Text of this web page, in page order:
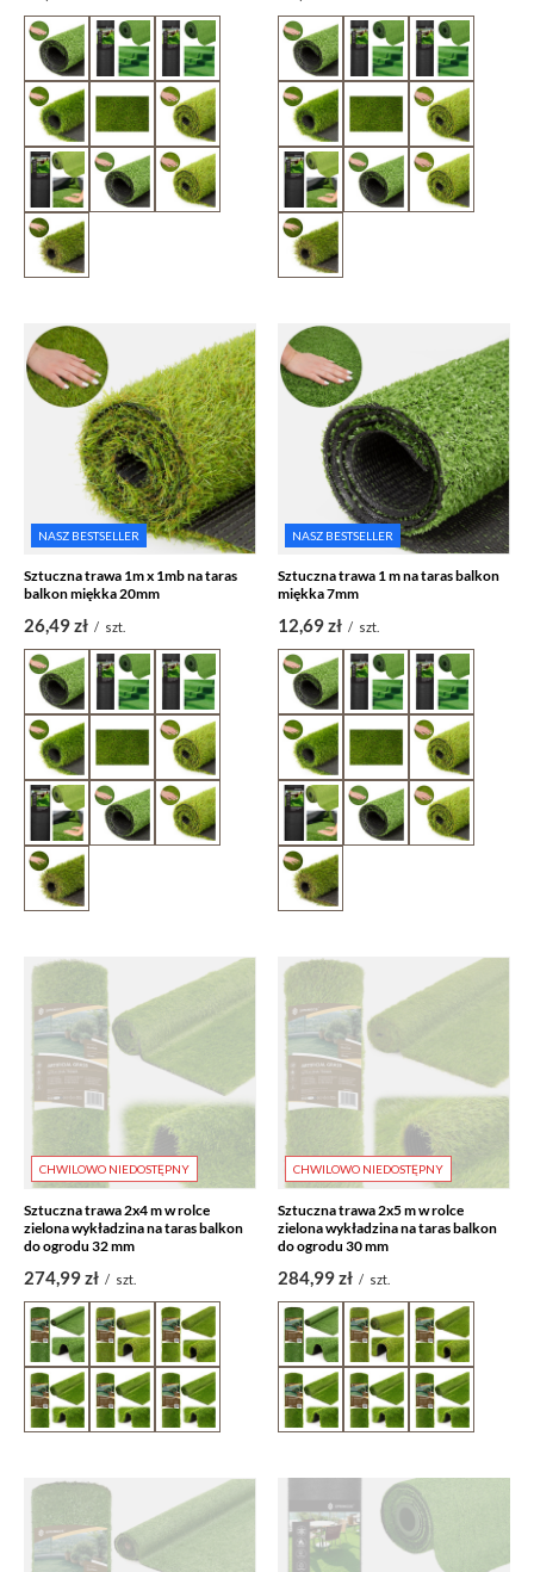
NASZ BESTSELLER
Sztuczna trawa 1m x 1mb na taras
balkon miękka 20mm
26,49 zł / szt.
NASZ BESTSELLER
Sztuczna trawa 1 m na taras balkon
miękka 7mm
12,69 zł / szt.
CHWILOWO NIEDOSTĘPNY
Sztuczna trawa 2x4 m w rolce
zielona wykładzina na taras balkon
do ogrodu 32 mm
274,99 zł / szt.
CHWILOWO NIEDOSTĘPNY
Sztuczna trawa 2x5 m w rolce
zielona wykładzina na taras balkon
do ogrodu 30 mm
284,99 zł / szt.